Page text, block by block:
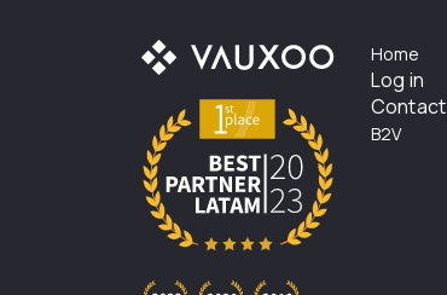
Home
Log in
Contact
B2V